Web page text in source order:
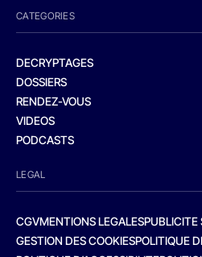
CATEGORIES
DECRYPTAGES
DOSSIERS
RENDEZ-VOUS
VIDEOS
PODCASTS
LEGAL
CGVMENTIONS LEGALESPUBLICITE
GESTION DES COOKIESPOLITIQUE